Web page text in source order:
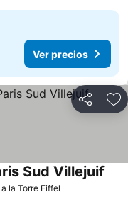
Ver precios
Compartir
la Torre Eiffel
Sud Villejuif